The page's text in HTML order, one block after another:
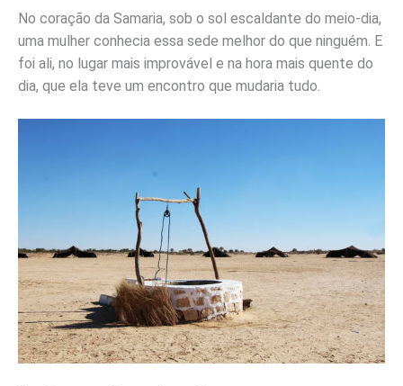
No coração da Samaria, sob o sol escaldante do meio-dia,
uma mulher conhecia essa sede melhor do que ninguém. E
foi ali, no lugar mais improvável e na hora mais quente do
dia, que ela teve um encontro que mudaria tudo.